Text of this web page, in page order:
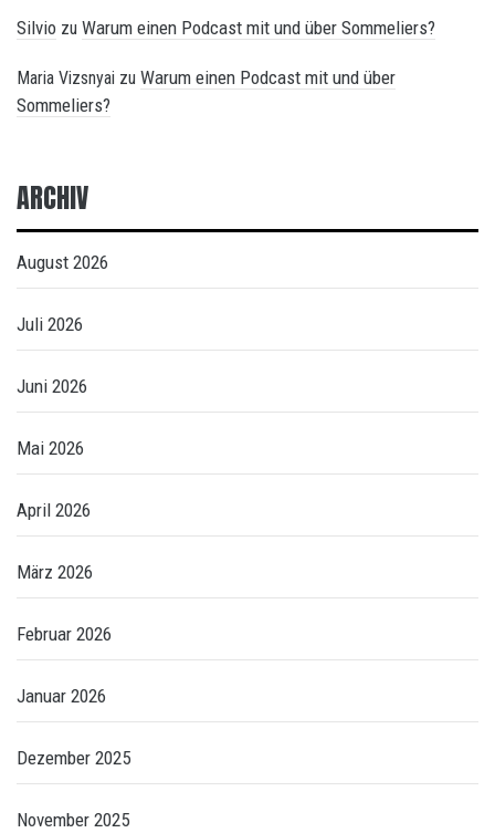
Silvio zu Warum einen Podcast mit und über Sommeliers?
Maria Vizsnyai zu Warum einen Podcast mit und über
Sommeliers?
ARCHIV
August 2026
Juli 2026
Juni 2026
Mai 2026
April 2026
März 2026
Februar 2026
Januar 2026
Dezember 2025
November 2025